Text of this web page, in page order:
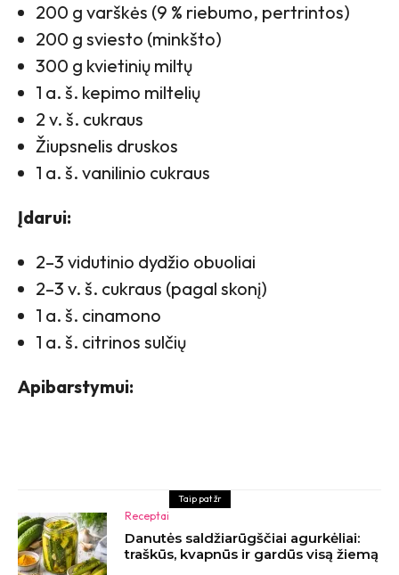
200 g varškės (9 % riebumo, pertrintos)
200 g sviesto (minkšto)
300 g kvietinių miltų
1 a. š. kepimo miltelių
2 v. š. cukraus
Žiupsnelis druskos
1 a. š. vanilinio cukraus
Įdarui:
2–3 vidutinio dydžio obuoliai
2–3 v. š. cukraus (pagal skonį)
1 a. š. cinamono
1 a. š. citrinos sulčių
Apibarstymui:
Taip pat žr
Receptai
Danutės saldžiarūgščiai agurkėliai:
traškūs, kvapnūs ir gardūs visą žiemą